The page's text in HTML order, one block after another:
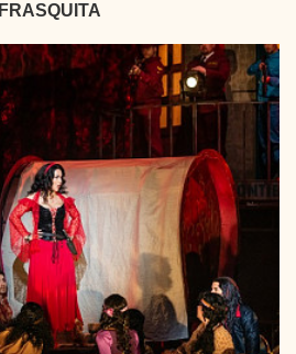
FRASQUITA